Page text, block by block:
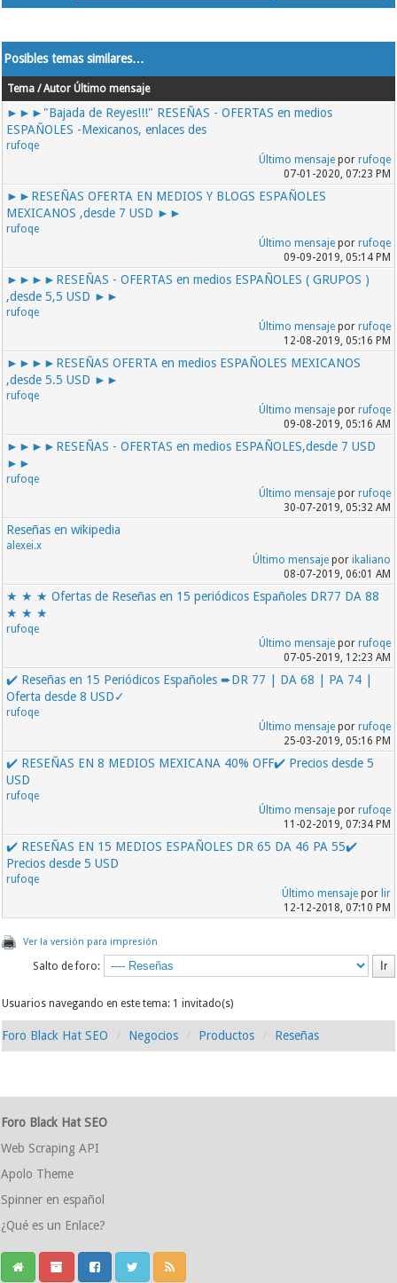
Posibles temas similares…
Tema / Autor Último mensaje
►►►"Bajada de Reyes!!!" RESEÑAS - OFERTAS en medios
ESPAÑOLES -Mexicanos, enlaces des
rufoqe
Último mensajepor rufoqe
07-01-2020, 07:23 PM
►►RESEÑAS OFERTA EN MEDIOS Y BLOGS ESPAÑOLES
MEXICANOS ,desde 7 USD ►►
rufoqe
Último mensajepor rufoqe
09-09-2019, 05:14 PM
►►►►RESEÑAS - OFERTAS en medios ESPAÑOLES ( GRUPOS )
,desde 5,5 USD ►►
rufoqe
Último mensajepor rufoqe
12-08-2019, 05:16 PM
►►►►RESEÑAS OFERTA en medios ESPAÑOLES MEXICANOS
,desde 5.5 USD ►►
rufoqe
Último mensajepor rufoqe
09-08-2019, 05:16 AM
►►►►RESEÑAS - OFERTAS en medios ESPAÑOLES,desde 7 USD
►►
rufoqe
Último mensajepor rufoqe
30-07-2019, 05:32 AM
Reseñas en wikipedia
alexei.x
Último mensajepor ikaliano
08-07-2019, 06:01 AM
★ ★ ★ Ofertas de Reseñas en 15 periódicos Españoles DR77 DA 88
★ ★ ★
rufoqe
Último mensajepor rufoqe
07-05-2019, 12:23 AM
✔️ Reseñas en 15 Periódicos Españoles ➨DR 77 | DA 68 | PA 74 |
Oferta desde 8 USD✓
rufoqe
Último mensajepor rufoqe
25-03-2019, 05:16 PM
✔️ RESEÑAS EN 8 MEDIOS MEXICANA 40% OFF✔️ Precios desde 5
USD
rufoqe
Último mensajepor rufoqe
11-02-2019, 07:34 PM
✔️ RESEÑAS EN 15 MEDIOS ESPAÑOLES DR 65 DA 46 PA 55✔️
Precios desde 5 USD
rufoqe
Último mensajepor lir
12-12-2018, 07:10 PM
Ver la versión para impresión
Salto de foro:
Usuarios navegando en este tema: 1 invitado(s)
Foro Black Hat SEO Negocios Productos Reseñas
Foro Black Hat SEO
Web Scraping API
Apolo Theme
Spinner en español
¿Qué es un Enlace?